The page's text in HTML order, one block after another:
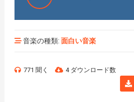
音楽の種類: 面白い音楽
771 聞く 4 ダウンロード数